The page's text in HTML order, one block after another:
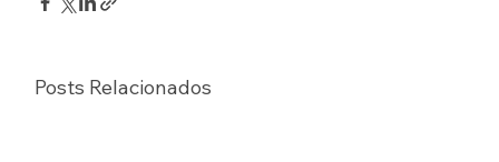
Posts Relacionados